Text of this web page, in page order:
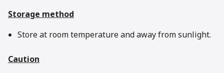
Storage method
Store at room temperature and away from sunlight.
Caution